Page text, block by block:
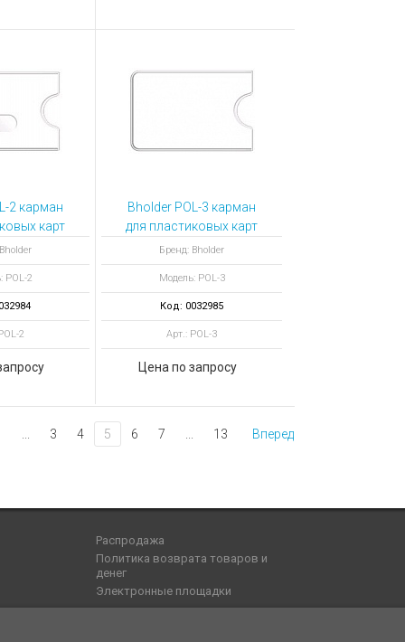
2 карман
карт
POL-2
2
Bholder POL-3 карман
для пластиковых карт
Бренд: Bholder
Модель: POL-3
Код: 0032985
Арт.: POL-3
Цена по запросу
3 4 5 6 7 13 Вперед
Распродажа
Политика возврата товаров и
денег
Электронные площадки